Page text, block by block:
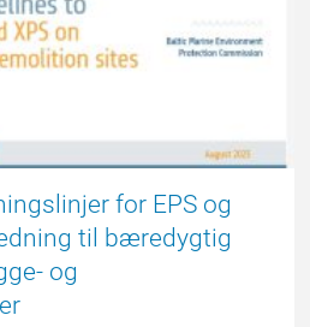
for EPS og
til bæredygtig
og